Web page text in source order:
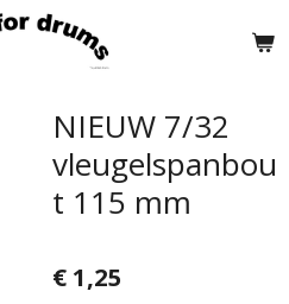
NIEUW 7/32
vleugelspanbou
t 115 mm
€ 1,25